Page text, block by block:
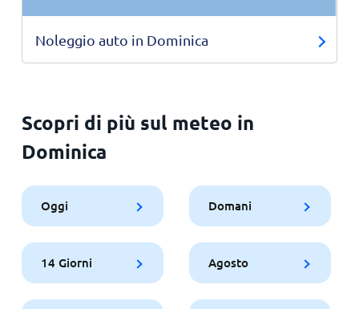
Noleggio auto in Dominica
Scopri di più sul meteo in
Dominica
Oggi Domani
14 Giorni Agosto